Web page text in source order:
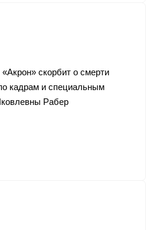
скорбит о смерти
кадрам и специальным
Рабер